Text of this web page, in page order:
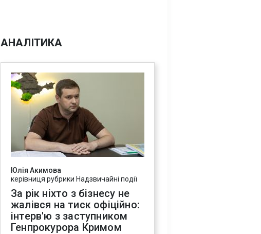
АНАЛІТИКА
Юлія Акимова
керівниця рубрики Надзвичайні події
За рік ніхто з бізнесу не
жалівся на тиск офіційно:
інтерв'ю з заступником
Генпрокурора Кримом